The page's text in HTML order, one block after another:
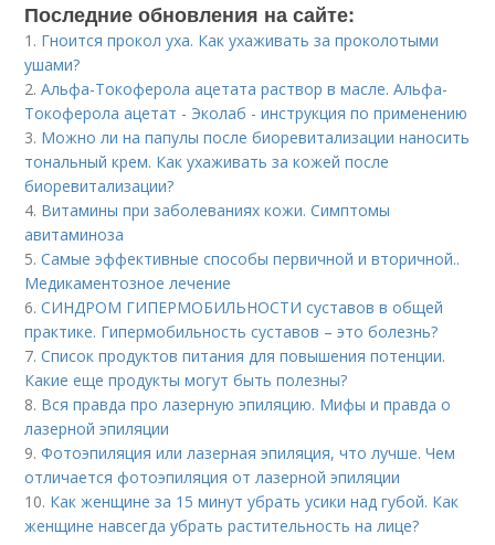
Последние обновления на сайте:
1. Гноится прокол уха. Как ухаживать за проколотыми
ушами?
2.Альфа-Токоферола ацетата раствор в масле. Альфа-
Токоферола ацетат - Эколаб - инструкция по применению
3. Можно ли на папулы после биоревитализации наносить
тональный крем. Как ухаживать за кожей после
биоревитализации?
4. Витамины при заболеваниях кожи. Симптомы
авитаминоза
5.Самые эффективные способы первичной и вторичной..
Медикаментозное лечение
6.СИНДРОМ ГИПЕРМОБИЛЬНОСТИ суставов в общей
практике. Гипермобильность суставов – это болезнь?
7.Список продуктов питания для повышения потенции.
Какие еще продукты могут быть полезны?
8. Вся правда про лазерную эпиляцию. Мифы и правда о
лазерной эпиляции
9.Фотоэпиляция или лазерная эпиляция, что лучше. Чем
отличается фотоэпиляция от лазерной эпиляции
10. Как женщине за 15 минут убрать усики над губой. Как
женщине навсегда убрать растительность на лице?